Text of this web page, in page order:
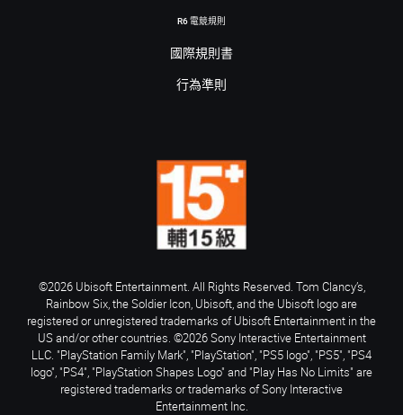
R6 電競規則
國際規則書
行為準則
©2026 Ubisoft Entertainment. All Rights Reserved. Tom Clancy’s,
Rainbow Six, the Soldier Icon, Ubisoft, and the Ubisoft logo are
registered or unregistered trademarks of Ubisoft Entertainment in the
US and/or other countries. ©2026 Sony Interactive Entertainment
LLC. "PlayStation Family Mark", "PlayStation", "PS5 logo", "PS5", "PS4
logo", "PS4", "PlayStation Shapes Logo" and "Play Has No Limits" are
registered trademarks or trademarks of Sony Interactive
Entertainment Inc.